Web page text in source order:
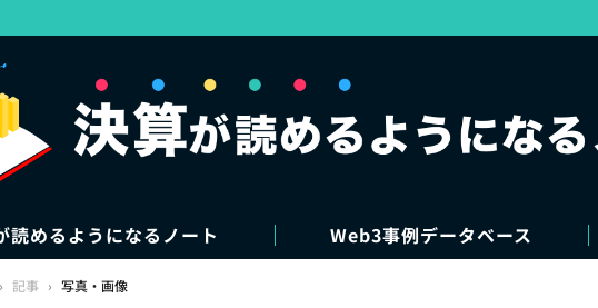
読めるようになるノート Web3事例データベース
› 記事 › 写真・画像